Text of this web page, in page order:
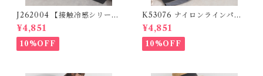
J262004 【接触冷感シリー
ズ】 ツイルワーク風ロゴパン
ツ / Cool Touch Twill Work
Logo Pants (残りわずか)
¥4,851
10%OFF
K53076 ナイロンラインパン
ツ / Nylon Line Pants (残り
わずか)
¥4,851
10%OFF